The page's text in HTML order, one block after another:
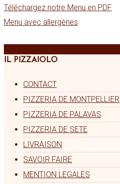
Téléchargez notre Menu en PDF
Menu avec allergènes
IL PIZZAIOLO
CONTACT
PIZZERIA DE MONTPELLIER
PIZZERIA DE PALAVAS
PIZZERIA DE SETE
LIVRAISON
SAVOIR FAIRE
MENTION LEGALES